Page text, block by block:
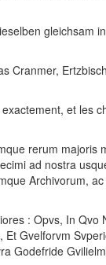
gleichsam
Cranmer,
et les
rerum majoris
ad nostra
Archivorum,
: Opvs, In Qvo
Et Gvelforvm
Godefride